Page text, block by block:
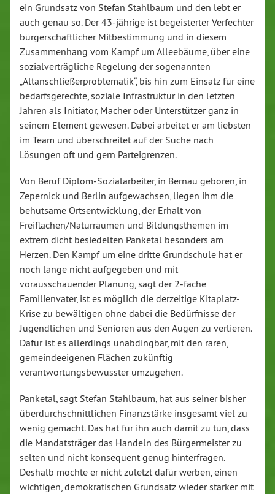
ein Grundsatz von Stefan Stahlbaum und den lebt er
auch genau so. Der 43-jährige ist begeisterter Verfechter
bürgerschaftlicher Mitbestimmung und in diesem
Zusammenhang vom Kampf um Alleebäume, über eine
sozialverträgliche Regelung der sogenannten
„Altanschließerproblematik“, bis hin zum Einsatz für eine
bedarfsgerechte, soziale Infrastruktur in den letzten
Jahren als Initiator, Macher oder Unterstützer ganz in
seinem Element gewesen. Dabei arbeitet er am liebsten
im Team und überschreitet auf der Suche nach
Lösungen oft und gern Parteigrenzen.
Von Beruf Diplom-Sozialarbeiter, in Bernau geboren, in
Zepernick und Berlin aufgewachsen, liegen ihm die
behutsame Ortsentwicklung, der Erhalt von
Freiflächen/Naturräumen und Bildungsthemen im
extrem dicht besiedelten Panketal besonders am
Herzen. Den Kampf um eine dritte Grundschule hat er
noch lange nicht aufgegeben und mit
vorausschauender Planung, sagt der 2-fache
Familienvater, ist es möglich die derzeitige Kitaplatz-
Krise zu bewältigen ohne dabei die Bedürfnisse der
Jugendlichen und Senioren aus den Augen zu verlieren.
Dafür ist es allerdings unabdingbar, mit den raren,
gemeindeeigenen Flächen zukünftig
verantwortungsbewusster umzugehen.
Panketal, sagt Stefan Stahlbaum, hat aus seiner bisher
überdurchschnittlichen Finanzstärke insgesamt viel zu
wenig gemacht. Das hat für ihn auch damit zu tun, dass
die Mandatsträger das Handeln des Bürgermeister zu
selten und nicht konsequent genug hinterfragen.
Deshalb möchte er nicht zuletzt dafür werben, einen
wichtigen, demokratischen Grundsatz wieder stärker mit